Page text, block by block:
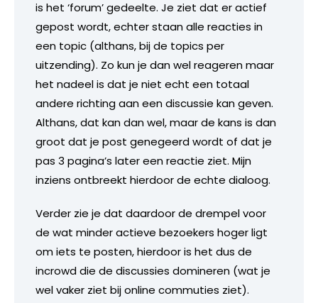
is het ‘forum’ gedeelte. Je ziet dat er actief
gepost wordt, echter staan alle reacties in
een topic (althans, bij de topics per
uitzending). Zo kun je dan wel reageren maar
het nadeel is dat je niet echt een totaal
andere richting aan een discussie kan geven.
Althans, dat kan dan wel, maar de kans is dan
groot dat je post genegeerd wordt of dat je
pas 3 pagina’s later een reactie ziet. Mijn
inziens ontbreekt hierdoor de echte dialoog.
Verder zie je dat daardoor de drempel voor
de wat minder actieve bezoekers hoger ligt
om iets te posten, hierdoor is het dus de
incrowd die de discussies domineren (wat je
wel vaker ziet bij online commuties ziet).